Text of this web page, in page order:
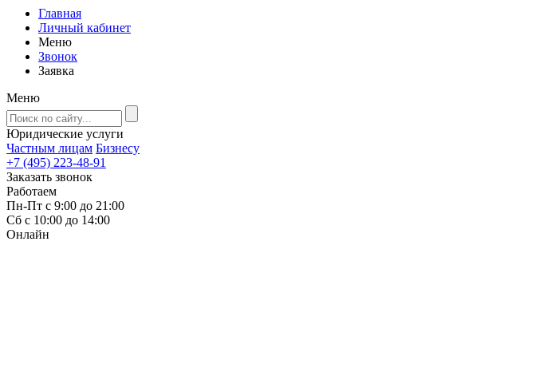
Главная
Личный кабинет
Меню
Звонок
Заявка
Меню
Юридические услуги
Частным лицам Бизнесу
+7 (495) 223-48-91
Заказать звонок
Работаем
Пн-Пт с 9:00 до 21:00
Сб с 10:00 до 14:00
Онлайн